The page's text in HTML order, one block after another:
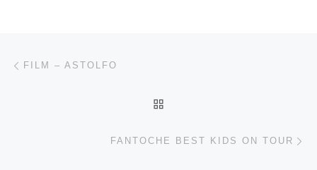
Navigazione articoli
FILM – ASTOLFO
FANTOCHE BEST KIDS ON TOUR